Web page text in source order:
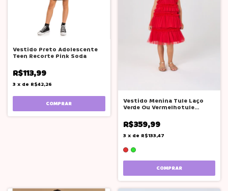
Vestido Preto Adolescente
Teen Recorte Pink Soda
R$113,99
3 x de R$42,26
COMPRAR Vestido Menina Tule Laço
Verde Ou Vermelhotule
R$359,99
3 x de R$133,47
COMPRAR